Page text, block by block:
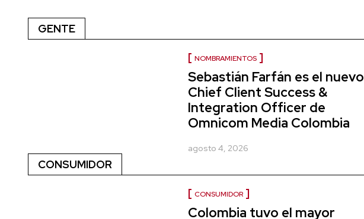
GENTE
NOMBRAMIENTOS
Sebastián Farfán es el nuevo
Chief Client Success &
Integration Officer de
Omnicom Media Colombia
agosto 4, 2026
CONSUMIDOR
CONSUMIDOR
Colombia tuvo el mayor